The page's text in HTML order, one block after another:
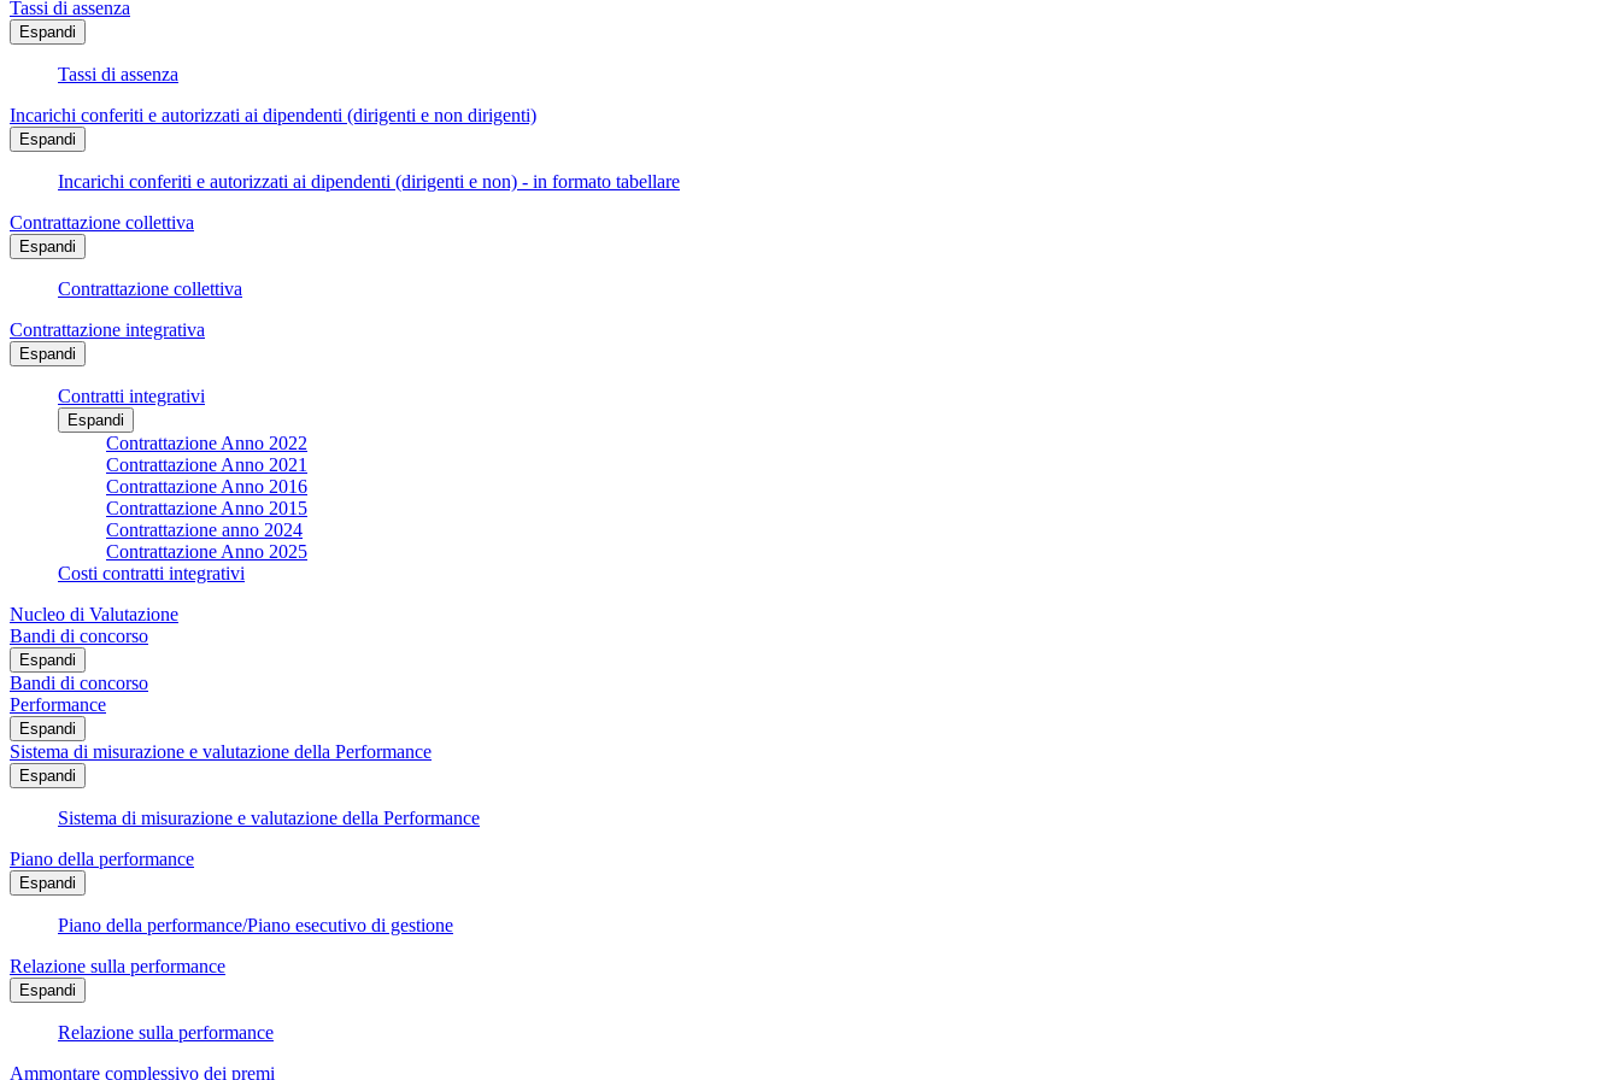
Tassi di assenza
Espandi
Tassi di assenza
Incarichi conferiti e autorizzati ai dipendenti (dirigenti e non dirigenti)
Espandi
Incarichi conferiti e autorizzati ai dipendenti (dirigenti e non) - in formato tabellare
Contrattazione collettiva
Espandi
Contrattazione collettiva
Contrattazione integrativa
Espandi
Contratti integrativi
Espandi
Contrattazione Anno 2022
Contrattazione Anno 2021
Contrattazione Anno 2016
Contrattazione Anno 2015
Contrattazione anno 2024
Contrattazione Anno 2025
Costi contratti integrativi
Nucleo di Valutazione
Bandi di concorso
Espandi
Bandi di concorso
Performance
Espandi
Sistema di misurazione e valutazione della Performance
Espandi
Sistema di misurazione e valutazione della Performance
Piano della performance
Espandi
Piano della performance/Piano esecutivo di gestione
Relazione sulla performance
Espandi
Relazione sulla performance
Ammontare complessivo dei premi